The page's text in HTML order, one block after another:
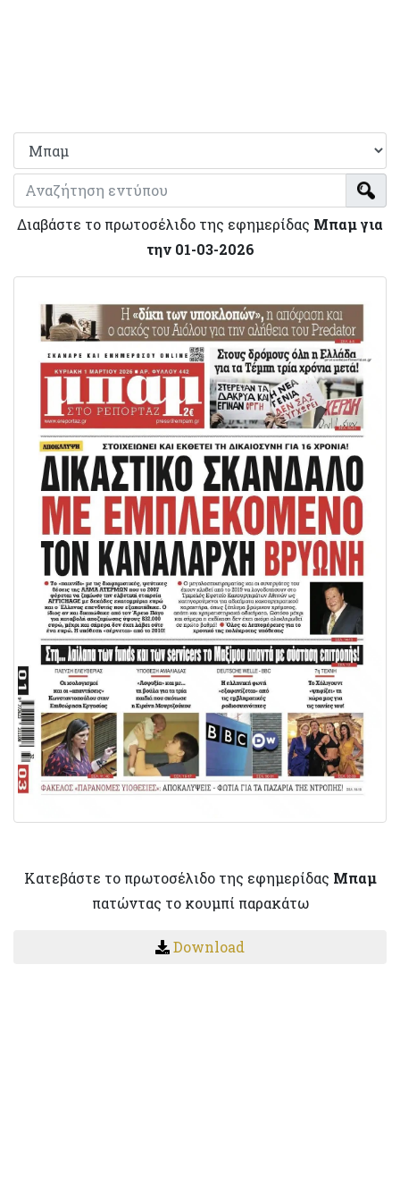
Διαβάστε το πρωτοσέλιδο της εφημερίδας Μπαμ για
την 01-03-2026
Κατεβάστε το πρωτοσέλιδο της εφημερίδας Μπαμ
πατώντας το κουμπί παρακάτω
Download